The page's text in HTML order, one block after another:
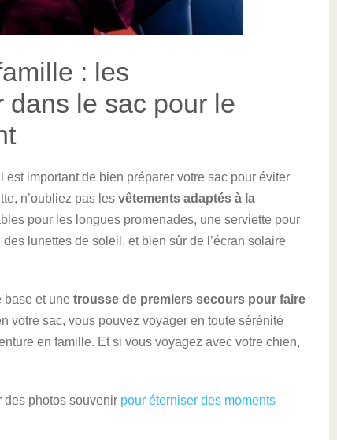
: les
le sac pour le
important de bien préparer votre sac pour éviter
n’oubliez pas les vêtements adaptés à la
pour les longues promenades, une serviette pour
lunettes de soleil, et bien sûr de l’écran solaire
base et une trousse de premiers secours pour faire
votre sac, vous pouvez voyager en toute sérénité
en famille. Et si vous voyagez avec votre chien,
des photos souvenir pour éterniser des moments